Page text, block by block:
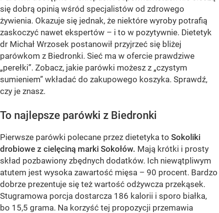
się dobrą opinią wśród specjalistów od zdrowego
żywienia. Okazuje się jednak, że niektóre wyroby potrafią
zaskoczyć nawet ekspertów – i to w pozytywnie. Dietetyk
dr Michał Wrzosek postanowił przyjrzeć się bliżej
parówkom z Biedronki. Sieć ma w ofercie prawdziwe
„perełki”. Zobacz, jakie parówki możesz z „czystym
sumieniem” wkładać do zakupowego koszyka. Sprawdź,
czy je znasz.
To najlepsze parówki z Biedronki
Pierwsze parówki polecane przez dietetyka to Sokoliki
drobiowe z cielęciną marki Sokołów. Mają krótki i prosty
skład pozbawiony zbędnych dodatków. Ich niewątpliwym
atutem jest wysoka zawartość mięsa – 90 procent. Bardzo
dobrze prezentuje się też wartość odżywcza przekąsek.
Stugramowa porcja dostarcza 186 kalorii i sporo białka,
bo 15,5 grama. Na korzyść tej propozycji przemawia